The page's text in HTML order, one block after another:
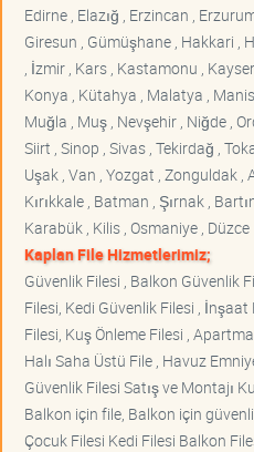
Edirne , Elazığ , Erzincan ,
Giresun , Gümüşhane , Hakkari ,
, İzmir , Kars , Kastamonu ,
Konya , Kütahya , Malatya ,
Muğla , Muş , Nevşehir , Niğde ,
Siirt , Sinop , Sivas , Tekirdağ ,
Uşak , Van , Yozgat , Zonguldak ,
Kırıkkale , Batman , Şırnak ,
Karabük , Kilis , Osmaniye , Düzce
Kaplan File Hizmetlerimiz;
Güvenlik Filesi , Balkon Güvenlik
Filesi, Kedi Güvenlik Filesi ,
Filesi, Kuş Önleme Filesi ,
Halı Saha Üstü File , Havuz
Güvenlik Filesi Satış ve Montajı
Balkon için file, Balkon için
Çocuk Filesi Kedi Filesi Balkon